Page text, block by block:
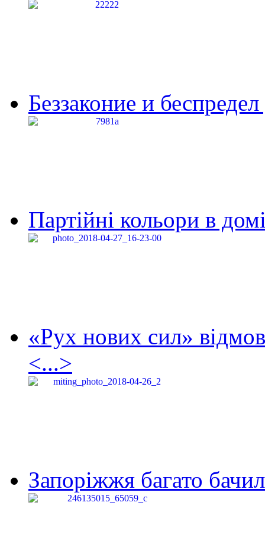
Беззаконие и
Партійні кольори в
«Рух нових сил»
<...>
Запоріжжя багато